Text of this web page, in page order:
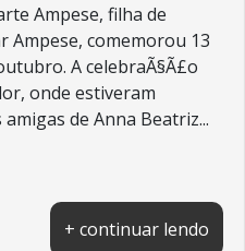
Ampese, filha de
Ampese, comemorou 13
A celebraÃ§Ã£o
onde estiveram
de Anna Beatriz...
+ continuar lendo